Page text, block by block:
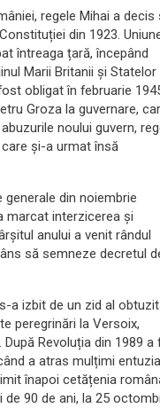
regele Mihai a decis
din 1923.
întreaga țară, începând
Marii Britanii și Statelor
obligat în februarie
Groza la guvernare,
noului guvern,
și-a urmat însă
din noiembrie
marcat interzicerea și
anului a venit rândul
să semneze decretul
a izbit de un zid al
peregrinări la Versoix,
După Revoluția din 1989
a atras mulțimi
înapoi cetățenia
90 de ani, la 25